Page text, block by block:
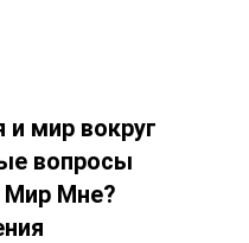
и мир вокруг
вопросы
Мир Мне?